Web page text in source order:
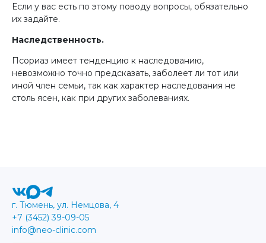
Если у вас есть по этому поводу вопросы, обязательно
их задайте.
Наследственность.
Псориаз имеет тенденцию к наследованию,
невозможно точно предсказать, заболеет ли тот или
иной член семьи, так как характер наследования не
столь ясен, как при других заболеваниях.
г. Тюмень, ул. Немцова, 4
+7 (3452) 39-09-05
info@neo-clinic.com